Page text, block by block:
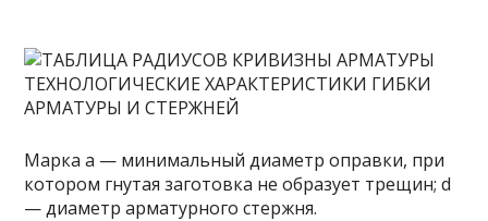
Марка а — минимальный диаметр оправки, при
котором гнутая заготовка не образует трещин; d
— диаметр арматурного стержня.